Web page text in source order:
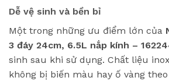
Dễ vệ sinh và bền bỉ
Một trong những ưu điểm lớn của
3 đáy 24cm, 6.5L nắp kính –
sinh sau khi sử dụng. Chất liệu
không bị biến màu hay ố vàng